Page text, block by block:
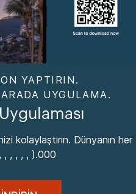
YAPTIRIN.
UYGULAMA.
kolaylaştırın. Dünyanın her
, , , , , ).000